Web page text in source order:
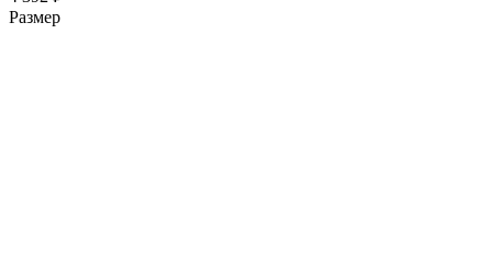
Размер